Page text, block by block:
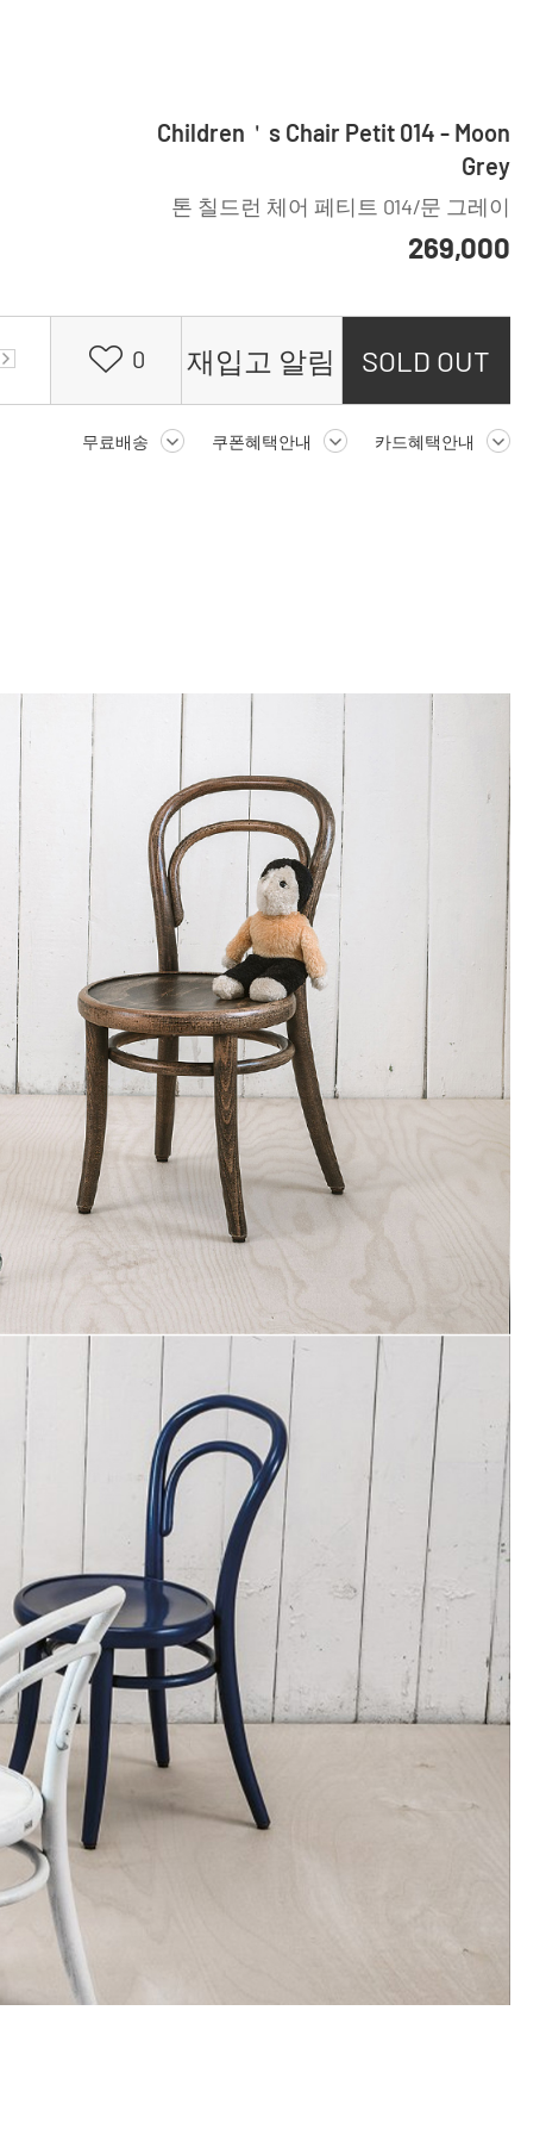
Children＇s Chair Petit 014 - Moon
Grey
톤 칠드런 체어 페티트 014/문 그레이
269,000
0 재입고 알림 SOLD OUT
무료배송 쿠폰혜택안내 카드혜택안내